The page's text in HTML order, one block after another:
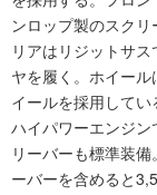
ンロップ製のスクリ
リアはリジットサ
ヤを履く。ホイー
イールを採用してい
ハイパワーエンジ
リーバーも標準装
ーバーを含めると